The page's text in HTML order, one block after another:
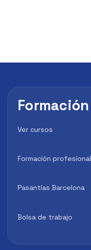
Formación
Ver cursos
Formación profesional
Pasantías Barcelona
Bolsa de trabajo